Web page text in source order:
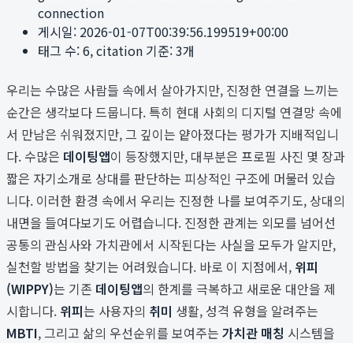
connection
게시일: 2026-01-07T00:39:56.199519+00:00
태그 수:6, citation 기준:3개
우리는 수많은 사람들 속에서 살아가지만, 진정한 연결을 느끼는
순간은 생각보다 드뭅니다. 특히 현대 사회의 디지털 연결망 속에
서 만남은 쉬워졌지만, 그 깊이는 얕아졌다는 평가가 지배적입니
다. 수많은 데이팅앱이 등장했지만, 대부분은 프로필 사진 몇 장과
짧은 자기소개로 상대를 판단하는 피상적인 구조에 머물러 있습
니다. 이러한 환경 속에서 우리는 진정한 나를 보여주기도, 상대의
내면을 들여다보기도 어렵습니다. 진정한 관계는 외모를 넘어선
공통의 관심사와 가치관에서 시작된다는 사실을 모두가 알지만,
실천할 방법을 찾기는 어려웠습니다. 바로 이 지점에서, 위피
(WIPPY)는 기존 데이팅앱의 한계를 극복하고 새로운 대안을 제
시합니다. 위피는 사용자의 취미 생활, 성격 유형을 알려주는
MBTI, 그리고 삶의 우선순위를 보여주는 가치관 매칭 시스템을